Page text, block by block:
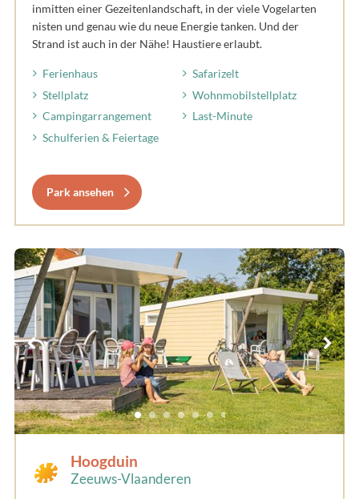
inmitten einer Gezeitenlandschaft, in der viele Vogelarten
nisten und genau wie du neue Energie tanken. Und der
Strand ist auch in der Nähe! Haustiere erlaubt.
Ferienhaus
Safarizelt
Stellplatz
Wohnmobilstellplatz
Campingarrangement
Last-Minute
Schulferien & Feiertage
Park ansehen
Hoogduin
Zeeuws-Vlaanderen